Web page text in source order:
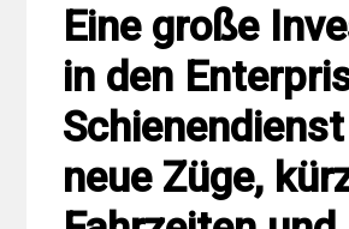
Eine große
in den
neue Züge,